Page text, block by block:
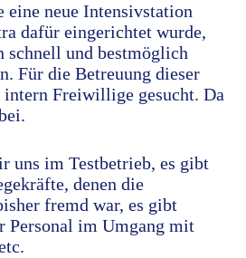
eine neue Intensivstation
dafür eingerichtet wurde,
schnell und bestmöglich
Für die Betreuung dieser
intern Freiwillige gesucht. Da
uns im Testbetrieb, es gibt
denen die
fremd war, es gibt
Personal im Umgang mit